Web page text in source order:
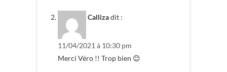
Callizadit :
11/04/2021 à 10:30 pm
Merci Véro !! Trop bien 😊